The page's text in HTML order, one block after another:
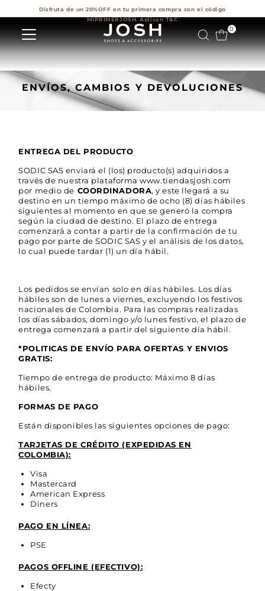
Disfruta de un 20%OFF en tu primera compra con el código
MIPRIMERJOSH. Aplican T&C
0
ENVÍOS, CAMBIOS Y DEVOLUCIONES
ENTREGA DEL PRODUCTO
SODIC SAS enviará el (los) producto(s) adquiridos a
través de nuestra plataforma www.tiendasjosh.com
por medio de COORDINADORA, y este llegará a su
destino en un tiempo máximo de ocho (8) días hábiles
siguientes al momento en que se generó la compra
según la ciudad de destino. El plazo de entrega
comenzará a contar a partir de la confirmación de tu
pago por parte de SODIC SAS y el análisis de los datos,
lo cual puede tardar (1) un día hábil.
Los pedidos se envían solo en días hábiles. Los días
hábiles son de lunes a viernes, excluyendo los festivos
nacionales de Colombia. Para las compras realizadas
los días sábados, domingo y/o lunes festivo, el plazo de
entrega comenzará a partir del siguiente día hábil.
*POLITICAS DE ENVÍO PARA OFERTAS Y ENVIOS
GRATIS:
Tiempo de entrega de producto: Máximo 8 días
hábiles.
FORMAS DE PAGO
Están disponibles las siguientes opciones de pago:
TARJETAS DE CRÉDITO (EXPEDIDAS EN
COLOMBIA):
Visa
Mastercard
American Express
Diners
PAGO EN LÍNEA:
PSE
PAGOS OFFLINE (EFECTIVO):
Efecty